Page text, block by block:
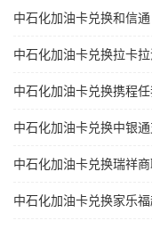
中石化加油卡兑换和信通
中石化加油卡兑换拉卡
中石化加油卡兑换携程
中石化加油卡兑换中银
中石化加油卡兑换瑞祥
中石化加油卡兑换家乐